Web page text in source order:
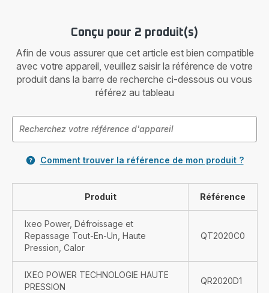
Conçu pour 2 produit(s)
Afin de vous assurer que cet article est bien compatible
avec votre appareil, veuillez saisir la référence de votre
produit dans la barre de recherche ci-dessous ou vous
référez au tableau
Comment trouver la référence de mon produit ?
Produit Référence
Ixeo Power, Défroissage et
Repassage Tout-En-Un, Haute
Pression, Calor
QT2020C0
IXEO POWER TECHNOLOGIE HAUTE
PRESSION
QR2020D1